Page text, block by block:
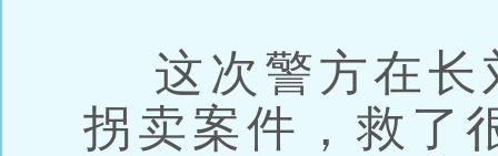
这次警方在长
拐卖案件，救了